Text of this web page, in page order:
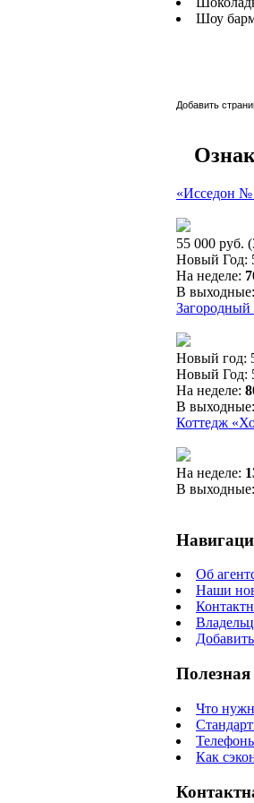
Шоу
Добавить
«Исседон №
55 000 руб.
Новый Год:
На неделе:
В выходные:
Новый год:
Новый Год:
На неделе:
В выходные:
Коттедж
На неделе:
В выходные:
Об
Наши
Что
Как